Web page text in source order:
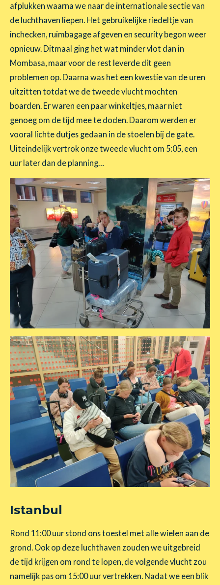
afplukken waarna we naar de internationale sectie van
de luchthaven liepen. Het gebruikelijke riedeltje van
inchecken, ruimbagage afgeven en security begon weer
opnieuw. Ditmaal ging het wat minder vlot dan in
Mombasa, maar voor de rest leverde dit geen
problemen op. Daarna was het een kwestie van de uren
uitzitten totdat we de tweede vlucht mochten
boarden. Er waren een paar winkeltjes, maar niet
genoeg om de tijd mee te doden. Daarom werden er
vooral lichte dutjes gedaan in de stoelen bij de gate.
Uiteindelijk vertrok onze tweede vlucht om 5:05, een
uur later dan de planning…
Istanbul
Rond 11:00 uur stond ons toestel met alle wielen aan de
grond. Ook op deze luchthaven zouden we uitgebreid
de tijd krijgen om rond te lopen, de volgende vlucht zou
namelijk pas om 15:00 uur vertrekken. Nadat we een blik